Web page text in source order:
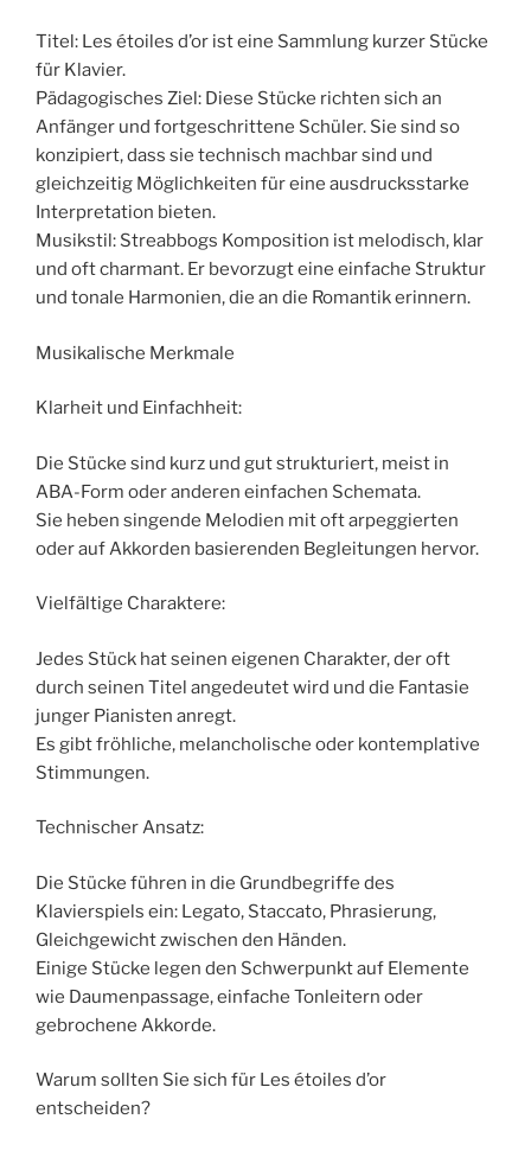
Titel: Les étoiles d’or ist eine Sammlung kurzer Stücke
für Klavier.
Pädagogisches Ziel: Diese Stücke richten sich an
Anfänger und fortgeschrittene Schüler. Sie sind so
konzipiert, dass sie technisch machbar sind und
gleichzeitig Möglichkeiten für eine ausdrucksstarke
Interpretation bieten.
Musikstil: Streabbogs Komposition ist melodisch, klar
und oft charmant. Er bevorzugt eine einfache Struktur
und tonale Harmonien, die an die Romantik erinnern.
Musikalische Merkmale
Klarheit und Einfachheit:
Die Stücke sind kurz und gut strukturiert, meist in
ABA-Form oder anderen einfachen Schemata.
Sie heben singende Melodien mit oft arpeggierten
oder auf Akkorden basierenden Begleitungen hervor.
Vielfältige Charaktere:
Jedes Stück hat seinen eigenen Charakter, der oft
durch seinen Titel angedeutet wird und die Fantasie
junger Pianisten anregt.
Es gibt fröhliche, melancholische oder kontemplative
Stimmungen.
Technischer Ansatz:
Die Stücke führen in die Grundbegriffe des
Klavierspiels ein: Legato, Staccato, Phrasierung,
Gleichgewicht zwischen den Händen.
Einige Stücke legen den Schwerpunkt auf Elemente
wie Daumenpassage, einfache Tonleitern oder
gebrochene Akkorde.
Warum sollten Sie sich für Les étoiles d’or
entscheiden?